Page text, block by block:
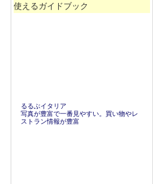
使えるガイドブック
るるぶイタリア
写真が豊富で一番見やすい。買い物やレ
ストラン情報が豊富